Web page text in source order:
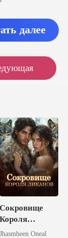
далее
Сокровище
Короля
Ликанов
Jhasmheen Oneal